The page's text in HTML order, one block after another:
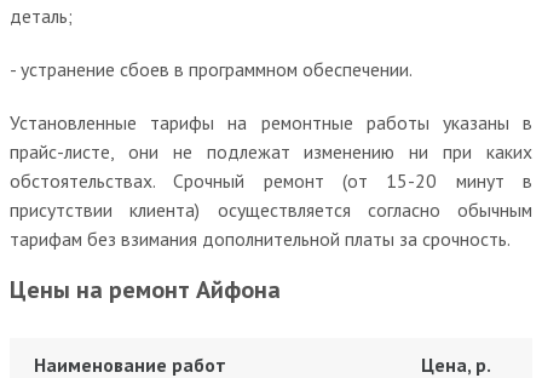
деталь;
- устранение сбоев в программном обеспечении.
Установленные тарифы на ремонтные работы указаны в
прайс-листе, они не подлежат изменению ни при каких
обстоятельствах. Срочный ремонт (от 15-20 минут в
присутствии клиента) осуществляется согласно обычным
тарифам без взимания дополнительной платы за срочность.
Цены на ремонт Айфона
Наименование работ Цена, р.